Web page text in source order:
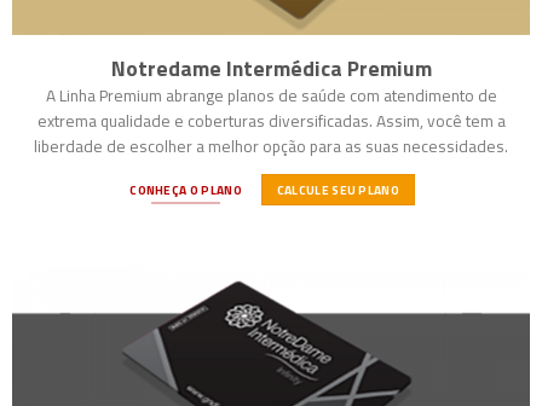
Notredame Intermédica Premium
A Linha Premium abrange planos de saúde com atendimento de
extrema qualidade e coberturas diversificadas. Assim, você tem a
liberdade de escolher a melhor opção para as suas necessidades.
CONHEÇA O PLANO CALCULE SEU PLANO